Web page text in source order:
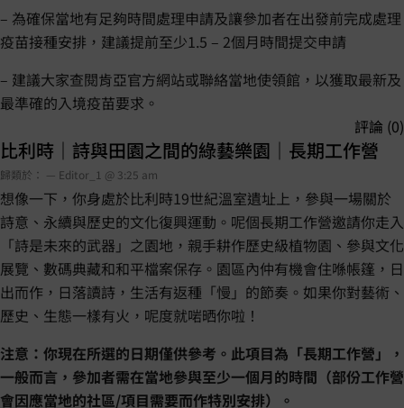
– 為確保當地有足夠時間處理申請及讓參加者在出發前完成處理
疫苗接種安排，建議提前至少1.5 – 2個月時間提交申請
– 建議大家查閱肯亞官方網站或聯絡當地使領館，以獲取最新及
最準確的入境疫苗要求。
評論 (0)
比利時｜詩與田園之間的綠藝樂園｜長期工作營
歸類於： — Editor_1 @ 3:25 am
想像一下，你身處於比利時19世紀溫室遺址上，參與一場關於
詩意、永續與歷史的文化復興運動。呢個長期工作營邀請你走入
「詩是未來的武器」之園地，親手耕作歷史級植物園、參與文化
展覽、數碼典藏和和平檔案保存。園區內仲有機會住喺帳篷，日
出而作，日落讀詩，生活有返種「慢」的節奏。如果你對藝術、
歷史、生態一樣有火，呢度就啱晒你啦！
注意：你現在所選的日期僅供參考。此項目為「長期工作營」，
一般而言，參加者需在當地參與至少一個月的時間（部份工作營
會因應當地的社區/項目需要而作特別安排）。